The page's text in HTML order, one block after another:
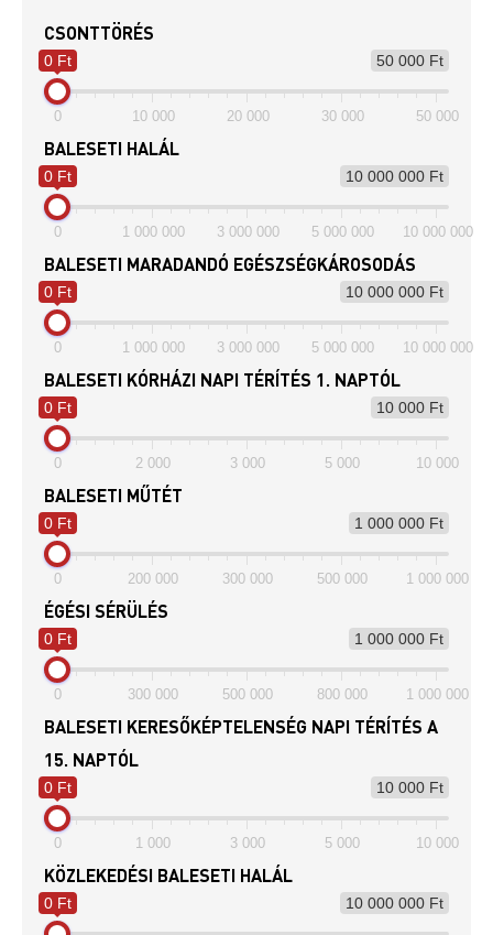
CSONTTÖRÉS
50 000 Ft
0 Ft
0 10 000 20 000 30 000 50 000
BALESETI HALÁL
10 000 000 Ft
0 Ft
0 1 000 000 3 000 000 5 000 000 10 000 000
BALESETI MARADANDÓ EGÉSZSÉGKÁROSODÁS
10 000 000 Ft
0 Ft
0 1 000 000 3 000 000 5 000 000 10 000 000
BALESETI KÓRHÁZI NAPI TÉRÍTÉS 1. NAPTÓL
10 000 Ft
0 Ft
0 2 000 3 000 5 000 10 000
BALESETI MŰTÉT
1 000 000 Ft
0 Ft
0 200 000 300 000 500 000 1 000 000
ÉGÉSI SÉRÜLÉS
1 000 000 Ft
0 Ft
0 300 000 500 000 800 000 1 000 000
BALESETI KERESŐKÉPTELENSÉG NAPI TÉRÍTÉS A
15. NAPTÓL
10 000 Ft
0 Ft
0 1 000 3 000 5 000 10 000
KÖZLEKEDÉSI BALESETI HALÁL
10 000 000 Ft
0 Ft